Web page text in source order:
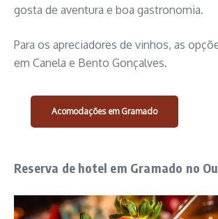
gosta de aventura e boa gastronomia.
Para os apreciadores de vinhos, as
em Canela e Bento Gonçalves.
Acomodações em Gramado
Reserva de hotel em Gramado no